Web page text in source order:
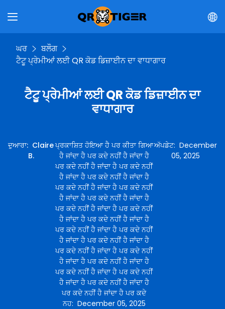
ਘਰ
ਬਲੌਗ
ਟੈਟੂ ਪ੍ਰੇਮੀਆਂ ਲਈ QR ਕੋਡ ਡਿਜ਼ਾਈਨ ਦਾ ਵਾਧਾਗਾਰ
ਟੈਟੂ ਪ੍ਰੇਮੀਆਂ ਲਈ QR ਕੋਡ ਡਿਜ਼ਾਈਨ ਦਾ
ਵਾਧਾਗਾਰ
ਦੁਆਰਾ: Claire
B.
ਪ੍ਰਕਾਸ਼ਿਤ ਹੋਇਆ ਹੈ ਪਰ ਕੀਤਾ ਗਿਆ
ਹੈ ਜਾਂਦਾ ਹੈ ਪਰ ਕਦੇ ਨਹੀਂ ਹੈ ਜਾਂਦਾ ਹੈ
ਪਰ ਕਦੇ ਨਹੀਂ ਹੈ ਜਾਂਦਾ ਹੈ ਪਰ ਕਦੇ ਨਹੀਂ
ਹੈ ਜਾਂਦਾ ਹੈ ਪਰ ਕਦੇ ਨਹੀਂ ਹੈ ਜਾਂਦਾ ਹੈ
ਪਰ ਕਦੇ ਨਹੀਂ ਹੈ ਜਾਂਦਾ ਹੈ ਪਰ ਕਦੇ ਨਹੀਂ
ਹੈ ਜਾਂਦਾ ਹੈ ਪਰ ਕਦੇ ਨਹੀਂ ਹੈ ਜਾਂਦਾ ਹੈ
ਪਰ ਕਦੇ ਨਹੀਂ ਹੈ ਜਾਂਦਾ ਹੈ ਪਰ ਕਦੇ ਨਹੀਂ
ਹੈ ਜਾਂਦਾ ਹੈ ਪਰ ਕਦੇ ਨਹੀਂ ਹੈ ਜਾਂਦਾ ਹੈ
ਪਰ ਕਦੇ ਨਹੀਂ ਹੈ ਜਾਂਦਾ ਹੈ ਪਰ ਕਦੇ ਨਹੀਂ
ਹੈ ਜਾਂਦਾ ਹੈ ਪਰ ਕਦੇ ਨਹੀਂ ਹੈ ਜਾਂਦਾ ਹੈ
ਪਰ ਕਦੇ ਨਹੀਂ ਹੈ ਜਾਂਦਾ ਹੈ ਪਰ ਕਦੇ ਨਹੀਂ
ਹੈ ਜਾਂਦਾ ਹੈ ਪਰ ਕਦੇ ਨਹੀਂ ਹੈ ਜਾਂਦਾ ਹੈ
ਪਰ ਕਦੇ ਨਹੀਂ ਹੈ ਜਾਂਦਾ ਹੈ ਪਰ ਕਦੇ ਨਹੀਂ
ਹੈ ਜਾਂਦਾ ਹੈ ਪਰ ਕਦੇ ਨਹੀਂ ਹੈ ਜਾਂਦਾ ਹੈ
ਪਰ ਕਦੇ ਨਹੀਂ ਹੈ ਜਾਂਦਾ ਹੈ ਪਰ ਕਦੇ
ਨਹ: December 05, 2025
ਅੱਪਡੇਟ: December
05, 2025